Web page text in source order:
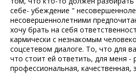
себе- убеждение "
несовершеннолетними
хочу брать на себя
кармически с незнакомым
соцсетевом диалоге. То, что для
что стоит ей ответить, для меня -
профессиональная, качественная,